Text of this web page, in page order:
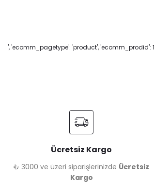
', 'ecomm_pagetype': 'product', 'ecomm_prodid':
Ücretsiz Kargo
₺ 3000 ve üzeri siparişlerinizde Ücretsiz
Kargo